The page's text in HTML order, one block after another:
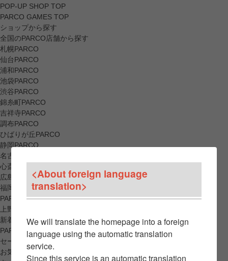
POP-UP SHOP TOP
PARCO GAMES TOP
ショップから探す
全国のPARCO店舗から探す
札幌PARCO
仙台PARCO
浦和PARCO
池袋PARCO
渋谷PARCO
錦糸町PARCO
吉祥寺PARCO
調布PARCO
ひばりが丘PARCO
静岡PARCO
名古屋PARCO
心斎橋PARCO
広島PARCO
福岡PARCO
PARCO_ya
上野
新着アイテムから探す
PARCO限定アイテムから探す
セールアイテムから探す
お気に入りから探す
<About foreign language
translation>
We will translate the homepage into a foreign
language using the automatic translation
service.
Since this service is an automatic translation